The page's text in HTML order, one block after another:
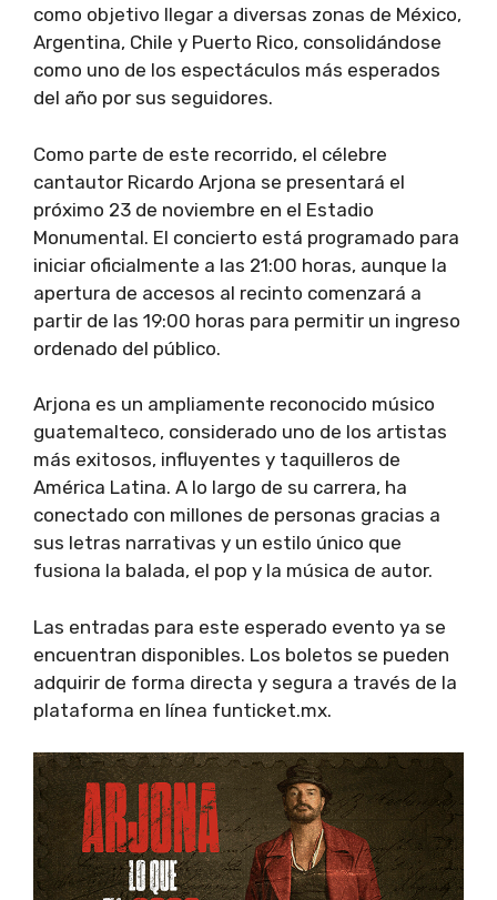
como objetivo llegar a diversas zonas de México,
Argentina, Chile y Puerto Rico, consolidándose
como uno de los espectáculos más esperados
del año por sus seguidores.
Como parte de este recorrido, el célebre
cantautor Ricardo Arjona se presentará el
próximo 23 de noviembre en el Estadio
Monumental. El concierto está programado para
iniciar oficialmente a las 21:00 horas, aunque la
apertura de accesos al recinto comenzará a
partir de las 19:00 horas para permitir un ingreso
ordenado del público.
Arjona es un ampliamente reconocido músico
guatemalteco, considerado uno de los artistas
más exitosos, influyentes y taquilleros de
América Latina. A lo largo de su carrera, ha
conectado con millones de personas gracias a
sus letras narrativas y un estilo único que
fusiona la balada, el pop y la música de autor.
Las entradas para este esperado evento ya se
encuentran disponibles. Los boletos se pueden
adquirir de forma directa y segura a través de la
plataforma en línea funticket.mx.